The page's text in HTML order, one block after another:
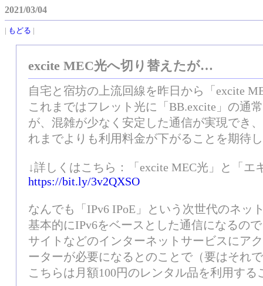
2021/03/04
| もどる |
excite MEC光へ切り替えたが…
自宅と宿坊の上流回線を昨日から「excite
これまではフレット光に「BB.excite」の通
が、混雑が少なく安定した通信が実現でき
れまでよりも利用料金が下がることを期待
↓詳しくはこちら：「excite MEC光」と「
https://bit.ly/3v2QXSO
なんでも「IPv6 IPoE」という次世代のネッ
基本的にIPv6をベースとした通信になるの
サイトなどのインターネットサービスにア
ーターが必要になるとのことで（要はそれ
こちらは月額100円のレンタル品を利用する